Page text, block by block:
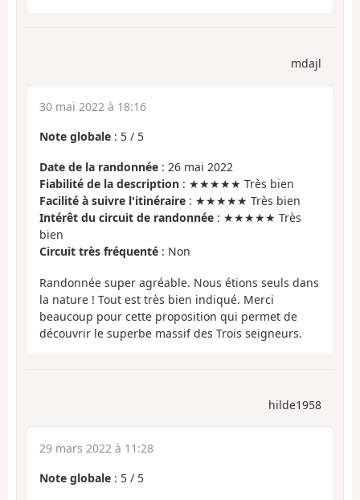
mdajl
30 mai 2022 à 18:16
Note globale : 5 / 5
Date de la randonnée : 26 mai 2022
Fiabilité de la description : ★★★★★ Très bien
Facilité à suivre l'itinéraire : ★★★★★ Très bien
Intérêt du circuit de randonnée : ★★★★★ Très
bien
Circuit très fréquenté : Non
Randonnée super agréable. Nous étions seuls dans
la nature ! Tout est très bien indiqué. Merci
beaucoup pour cette proposition qui permet de
découvrir le superbe massif des Trois seigneurs.
hilde1958
29 mars 2022 à 11:28
Note globale : 5 / 5